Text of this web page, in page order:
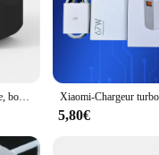
Exercice de mâchoire faciale, boule de Fitness, entraînement musculaire, réduction du Double menton, réduction du cou, amincissement de la bouche, livraison directe
5,80€